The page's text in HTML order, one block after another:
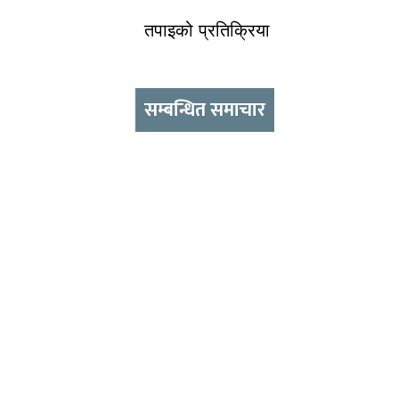
तपाइको प्रतिक्रिया
सम्बन्धित समाचार